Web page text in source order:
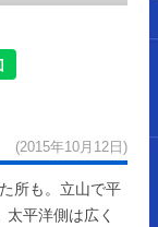
(2015年10月12日)
所も。立山で平
平洋側は広く